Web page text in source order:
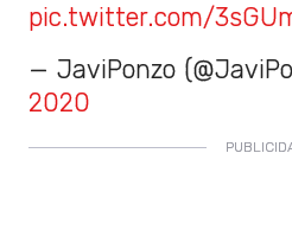
pic.twitter.com/
— JaviPonzo
2020